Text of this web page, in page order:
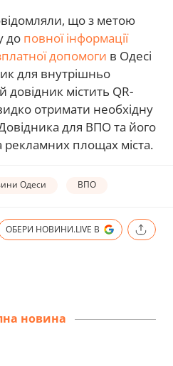
що з метою
до повної інформації
допомоги в Одесі
для внутрішньо
містить QR-
отримати необхідну
для ВПО та його
рекламних площах міста.
Одеси ВПО
ОБЕРИ НОВИНИ.LIVE В
новина